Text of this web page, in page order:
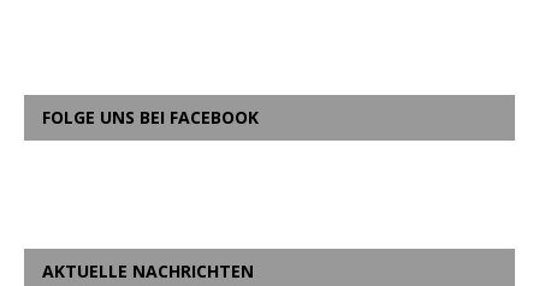
FOLGE UNS BEI FACEBOOK
AKTUELLE NACHRICHTEN